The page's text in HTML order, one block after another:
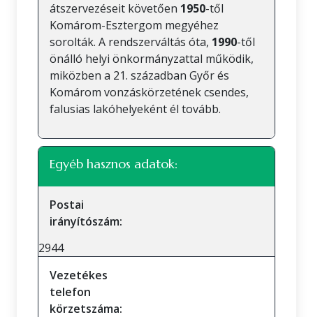
átszervezéseit követően 1950-től
Komárom-Esztergom megyéhez
sorolták. A rendszerváltás óta, 1990-től
önálló helyi önkormányzattal működik,
miközben a 21. században Győr és
Komárom vonzáskörzetének csendes,
falusias lakóhelyeként él tovább.
Egyéb hasznos adatok:
Postai
irányítószám:
2944
Vezetékes
telefon
körzetszáma: